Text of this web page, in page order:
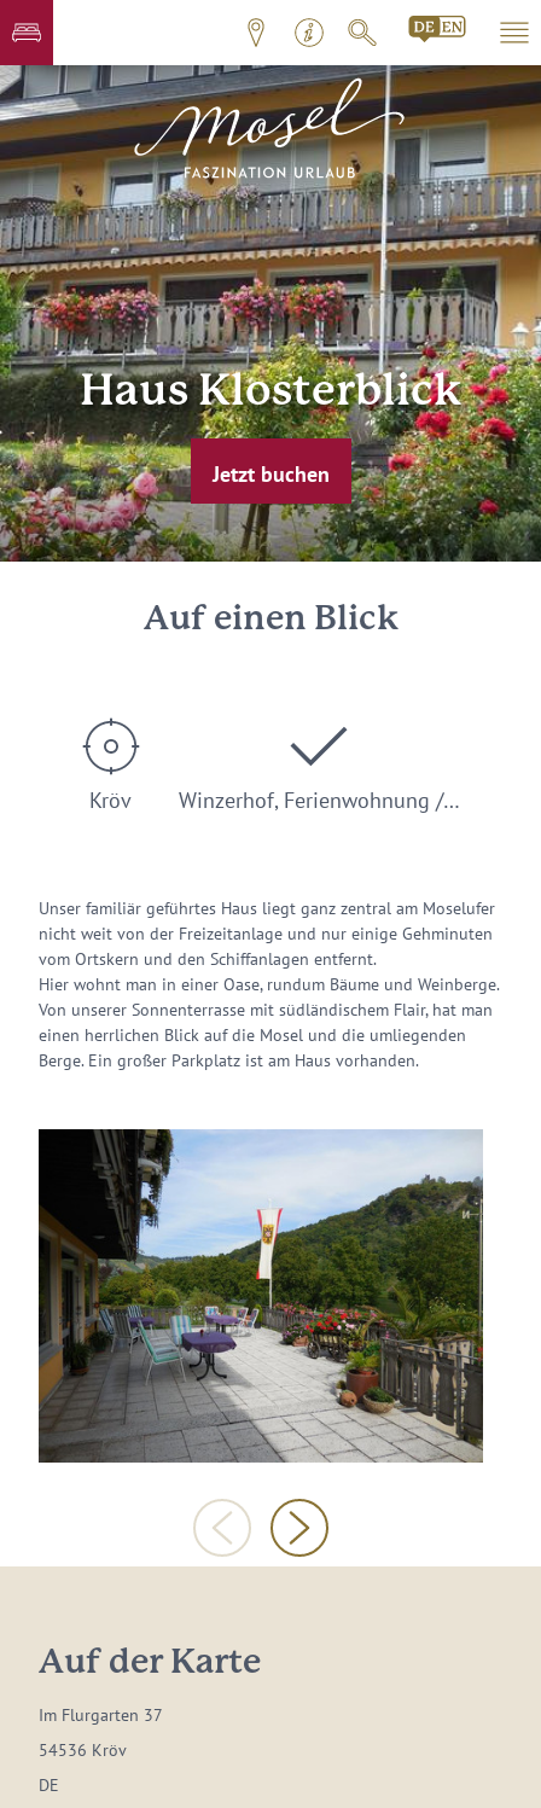
Haus Klosterblick
Jetzt buchen
Auf einen Blick
Kröv Winzerhof, Ferienwohnung /…
Unser familiär geführtes Haus liegt ganz zentral am Moselufer
nicht weit von der Freizeitanlage und nur einige Gehminuten
vom Ortskern und den Schiffanlagen entfernt.
Hier wohnt man in einer Oase, rundum Bäume und Weinberge.
Von unserer Sonnenterrasse mit südländischem Flair, hat man
einen herrlichen Blick auf die Mosel und die umliegenden
Berge. Ein großer Parkplatz ist am Haus vorhanden.
Auf der Karte
Im Flurgarten 37
54536 Kröv
DE